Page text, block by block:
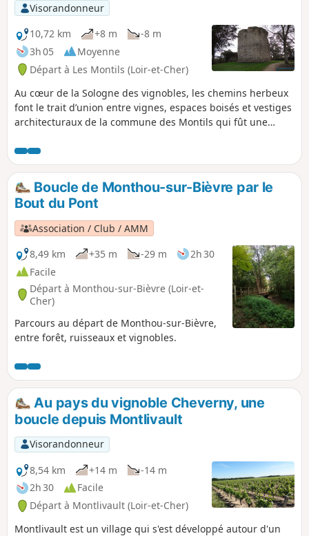
Visorandonneur
10,72 km
+8 m
-8 m
3h 05
Moyenne
Départ à Les Montils (Loir-et-Cher)
Au cœur de la Sologne des vignobles, les chemins herbeux
font le trait d’union entre vignes, espaces boisés et vestiges
architecturaux de la commune des Montils qui fût une
Boucle de Monthou-sur-Bièvre par le
Bout du Pont
Association / Club / AMM
8,49 km
+35 m -29 m
2h 30
Facile
Départ à Monthou-sur-Bièvre (Loir-et-
Cher)
Parcours au départ de Monthou-sur-Bièvre,
entre forêt, ruisseaux et vignobles.
Au pays du vignoble Cheverny, une
boucle depuis Montlivault
Visorandonneur
8,54 km
+14 m
-14 m
2h 30
Facile
Départ à Montlivault (Loir-et-Cher)
Montlivault est un village qui s'est développé autour d'un